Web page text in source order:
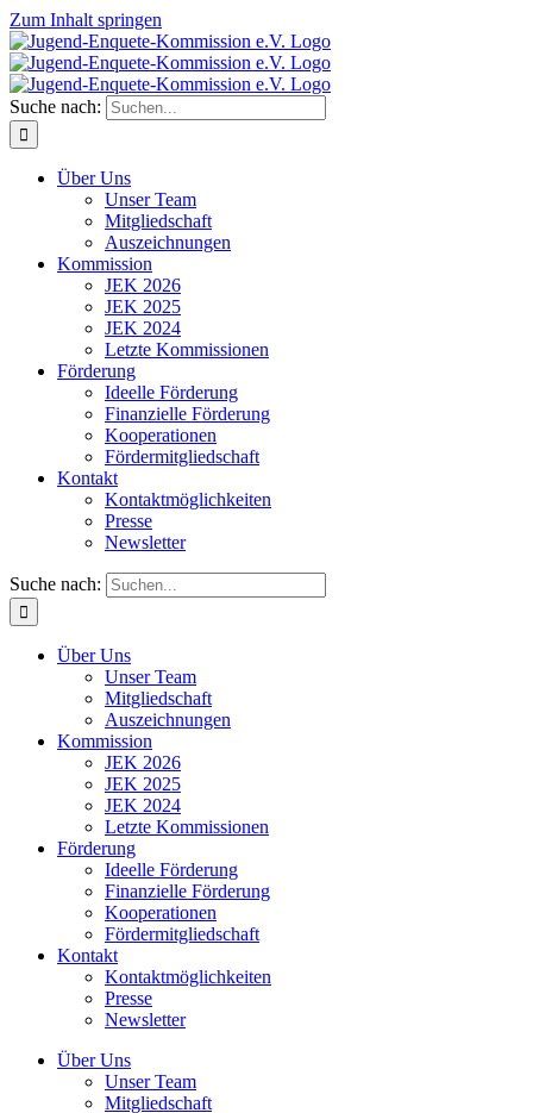
Zum Inhalt springen
Suche nach:
Über Uns
Unser Team
Mitgliedschaft
Auszeichnungen
Kommission
JEK 2026
JEK 2025
JEK 2024
Letzte Kommissionen
Förderung
Ideelle Förderung
Finanzielle Förderung
Kooperationen
Fördermitgliedschaft
Kontakt
Kontaktmöglichkeiten
Presse
Newsletter
Suche nach:
Über Uns
Unser Team
Mitgliedschaft
Auszeichnungen
Kommission
JEK 2026
JEK 2025
JEK 2024
Letzte Kommissionen
Förderung
Ideelle Förderung
Finanzielle Förderung
Kooperationen
Fördermitgliedschaft
Kontakt
Kontaktmöglichkeiten
Presse
Newsletter
Über Uns
Unser Team
Mitgliedschaft